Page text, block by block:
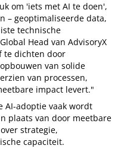
om 'iets met AI te doen',
– geoptimaliseerde data,
technische
Head van AdvisoryX
te dichten door
van solide
van processen,
impact levert."
AI-adoptie vaak wordt
plaats van door meetbare
strategie,
capaciteit.